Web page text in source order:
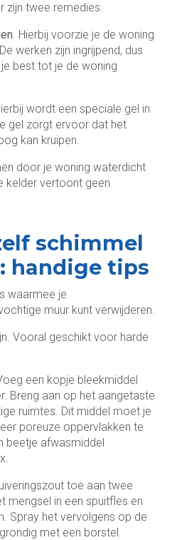
zijn twee remedies:
. Hierbij voorzie je de woning
werken zijn ingrijpend, dus
best tot je de woning
wordt een speciale gel in
gel zorgt ervoor dat het
kan kruipen.
door je woning waterdicht
kelder vertoont geen
schimmel
handige tips
waarmee je
muur kunt verwijderen.
Vooral geschikt voor harde
een kopje bleekmiddel
Breng aan op het aangetaste
ruimtes. Dit middel moet je
poreuze oppervlakken te
beetje afwasmiddel
toe aan twee
mengsel in een spuitfles en
Spray het vervolgens op de
met een borstel.